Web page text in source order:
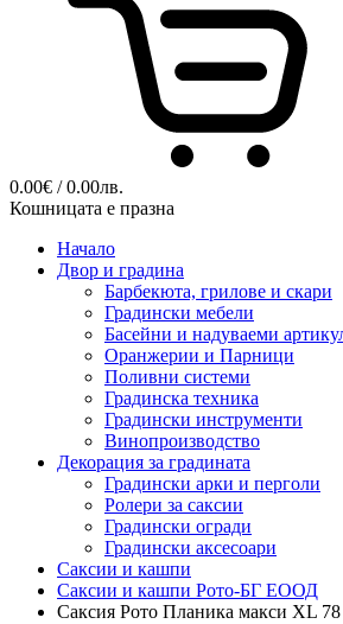
0.00€ / 0.00лв.
Кошницата е празна
Начало
Двор и градина
Барбекюта, грилове и скари
Градински мебели
Басейни и надуваеми
Оранжерии и Парници
Поливни системи
Градинска техника
Градински инструменти
Винопроизводство
Декорация за градината
Градински арки и перголи
Ролери за саксии
Градински огради
Градински аксесоари
Саксии и кашпи
Саксии и кашпи Рото-БГ ЕООД
Саксия Рото Планика макси XL